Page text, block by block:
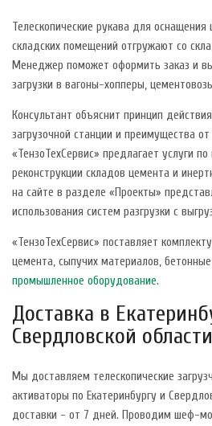
Телескопические рукава для
складских помещений отгружают со
Менеджер поможет оформить заказ и
загрузки в вагоны-хопперы,
Консультант объяснит принцип
загрузочной станции и преимущества
«ТензоТехСервис» предлагает услуги
реконструкции складов цемента и
на сайте в разделе «Проекты»
использования систем разгрузки с
«ТензоТехСервис» поставляет
цемента, сыпучих материалов,
промышленное оборудование.
Доставка в
Свердловской области
Мы доставляем телескопические
активаторы по Екатеринбургу и
доставки - от 7 дней. Проводим шеф-